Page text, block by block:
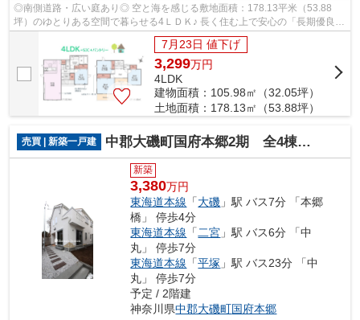
◎南側道路・広い庭あり◎ 空と海を感じる敷地面積：178.13平米（53.88
坪）のゆとりある空間で暮らせる4ＬＤＫ♪ 長く住む上で安心の「長期優良住
宅」で、税制優遇（減税・控除）を受けら...
7月23日 値下げ
3,299万円
4LDK
建物面積：105.98㎡（32.05坪）
土地面積：178.13㎡（53.88坪）
売買 | 新築一戸建 中郡大磯町国府本郷2期 全4棟 1号棟
新築
3,380万円
東海道本線 「大磯 」駅 バス7分 「本郷
橋」 停歩4分
東海道本線 「 二宮 」駅 バス6分 「中
丸」 停歩7分
東海道本線 「平塚 」駅 バス23分 「中
丸」 停歩7分
予定 / 2階建
神奈川県中郡大磯町国府本郷